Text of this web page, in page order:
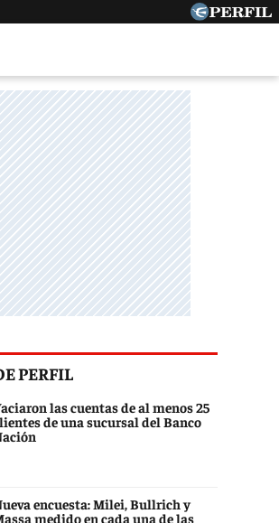
PERFIL
las cuentas de al menos 25
de una sucursal del Banco
encuesta: Milei, Bullrich y
medido en cada una de las